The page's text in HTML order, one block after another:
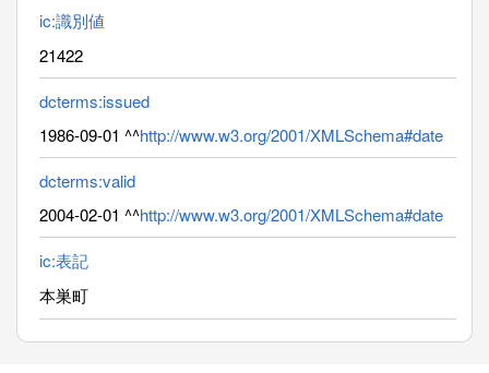
ic:識別値
21422
dcterms:issued
1986-09-01 ^^http://www.w3.org/2001/XMLSchema#date
dcterms:valid
2004-02-01 ^^http://www.w3.org/2001/XMLSchema#date
ic:表記
本巣町